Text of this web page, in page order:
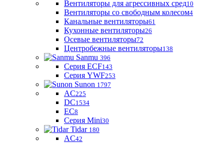
Вентиляторы для агрессивных сред10
Вентиляторы со свободным колесом4
Канальные вентиляторы61
Кухонные вентиляторы26
Осевые вентиляторы72
Центробежные вентиляторы138
Sanmu 396
Серия ECF143
Серия YWF253
Sunon 1797
AC225
DC1534
EC8
Серия Mini30
Tidar 180
AC42